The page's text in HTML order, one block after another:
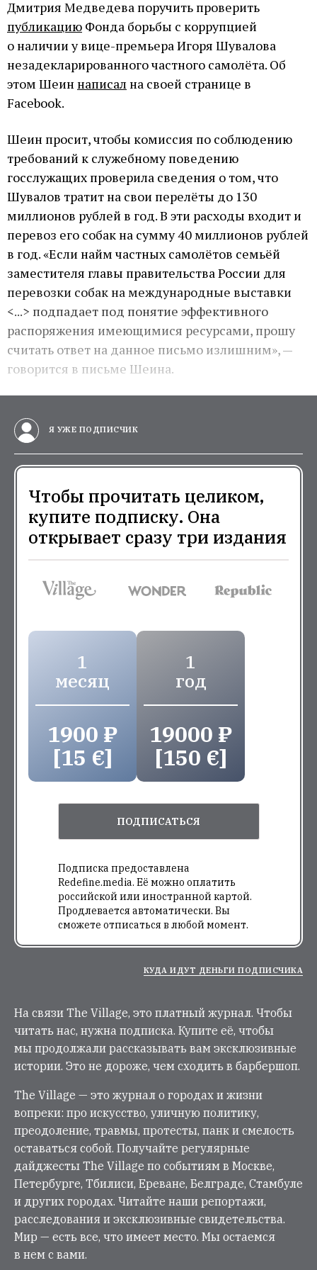
Дмитрия Медведева поручить проверить
публикацию Фонда борьбы с коррупцией
о наличии у вице-премьера Игоря Шувалова
незадекларированного частного самолёта. Об
этом Шеиннаписал на своей странице в
Facebook.
Шеин просит, чтобы комиссия по соблюдению
требований к служебному поведению
госслужащих проверила сведения о том, что
Шувалов тратит на свои перелёты до 130
миллионов рублей в год. В эти расходы входит и
перевоз его собак на сумму 40 миллионов рублей
в год. «Если найм частных самолётов семьёй
заместителя главы правительства России для
перевозки собак на международные выставки
<...> подпадает под понятие эффективного
распоряжения имеющимися ресурсами, прошу
считать ответ на данное письмо излишним», —
говорится в письме Шеина.
Я УЖЕ ПОДПИСЧИК
Чтобы прочитать целиком,
купите подписку. Она
открывает сразу три издания
1
месяц
1900 ₽
[15 €]
1
год
19000 ₽
[150 €]
ПОДПИСАТЬСЯ
Подписка предоставлена
Redefine.media. Её можно оплатить
российской или иностранной картой.
Продлевается автоматически. Вы
сможете отписаться в любой момент.
КУДА ИДУТ ДЕНЬГИ ПОДПИСЧИКА
На связи The Village, это платный журнал. Чтобы
читать нас, нужна подписка. Купите её, чтобы
мы продолжали рассказывать вам эксклюзивные
истории. Это не дороже, чем сходить в барбершоп.
The Village — это журнал о городах и жизни
вопреки: про искусство, уличную политику,
преодоление, травмы, протесты, панк и смелость
оставаться собой. Получайте регулярные
дайджесты The Village по событиям в Москве,
Петербурге, Тбилиси, Ереване, Белграде, Стамбуле
и других городах. Читайте наши репортажи,
расследования и эксклюзивные свидетельства.
Мир — есть все, что имеет место. Мы остаемся
в нем с вами.